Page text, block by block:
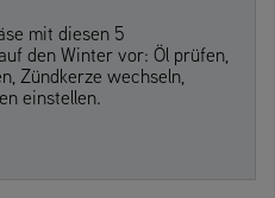
mit diesen 5
den Winter vor: Öl prüfen,
Zündkerze wechseln,
einstellen.